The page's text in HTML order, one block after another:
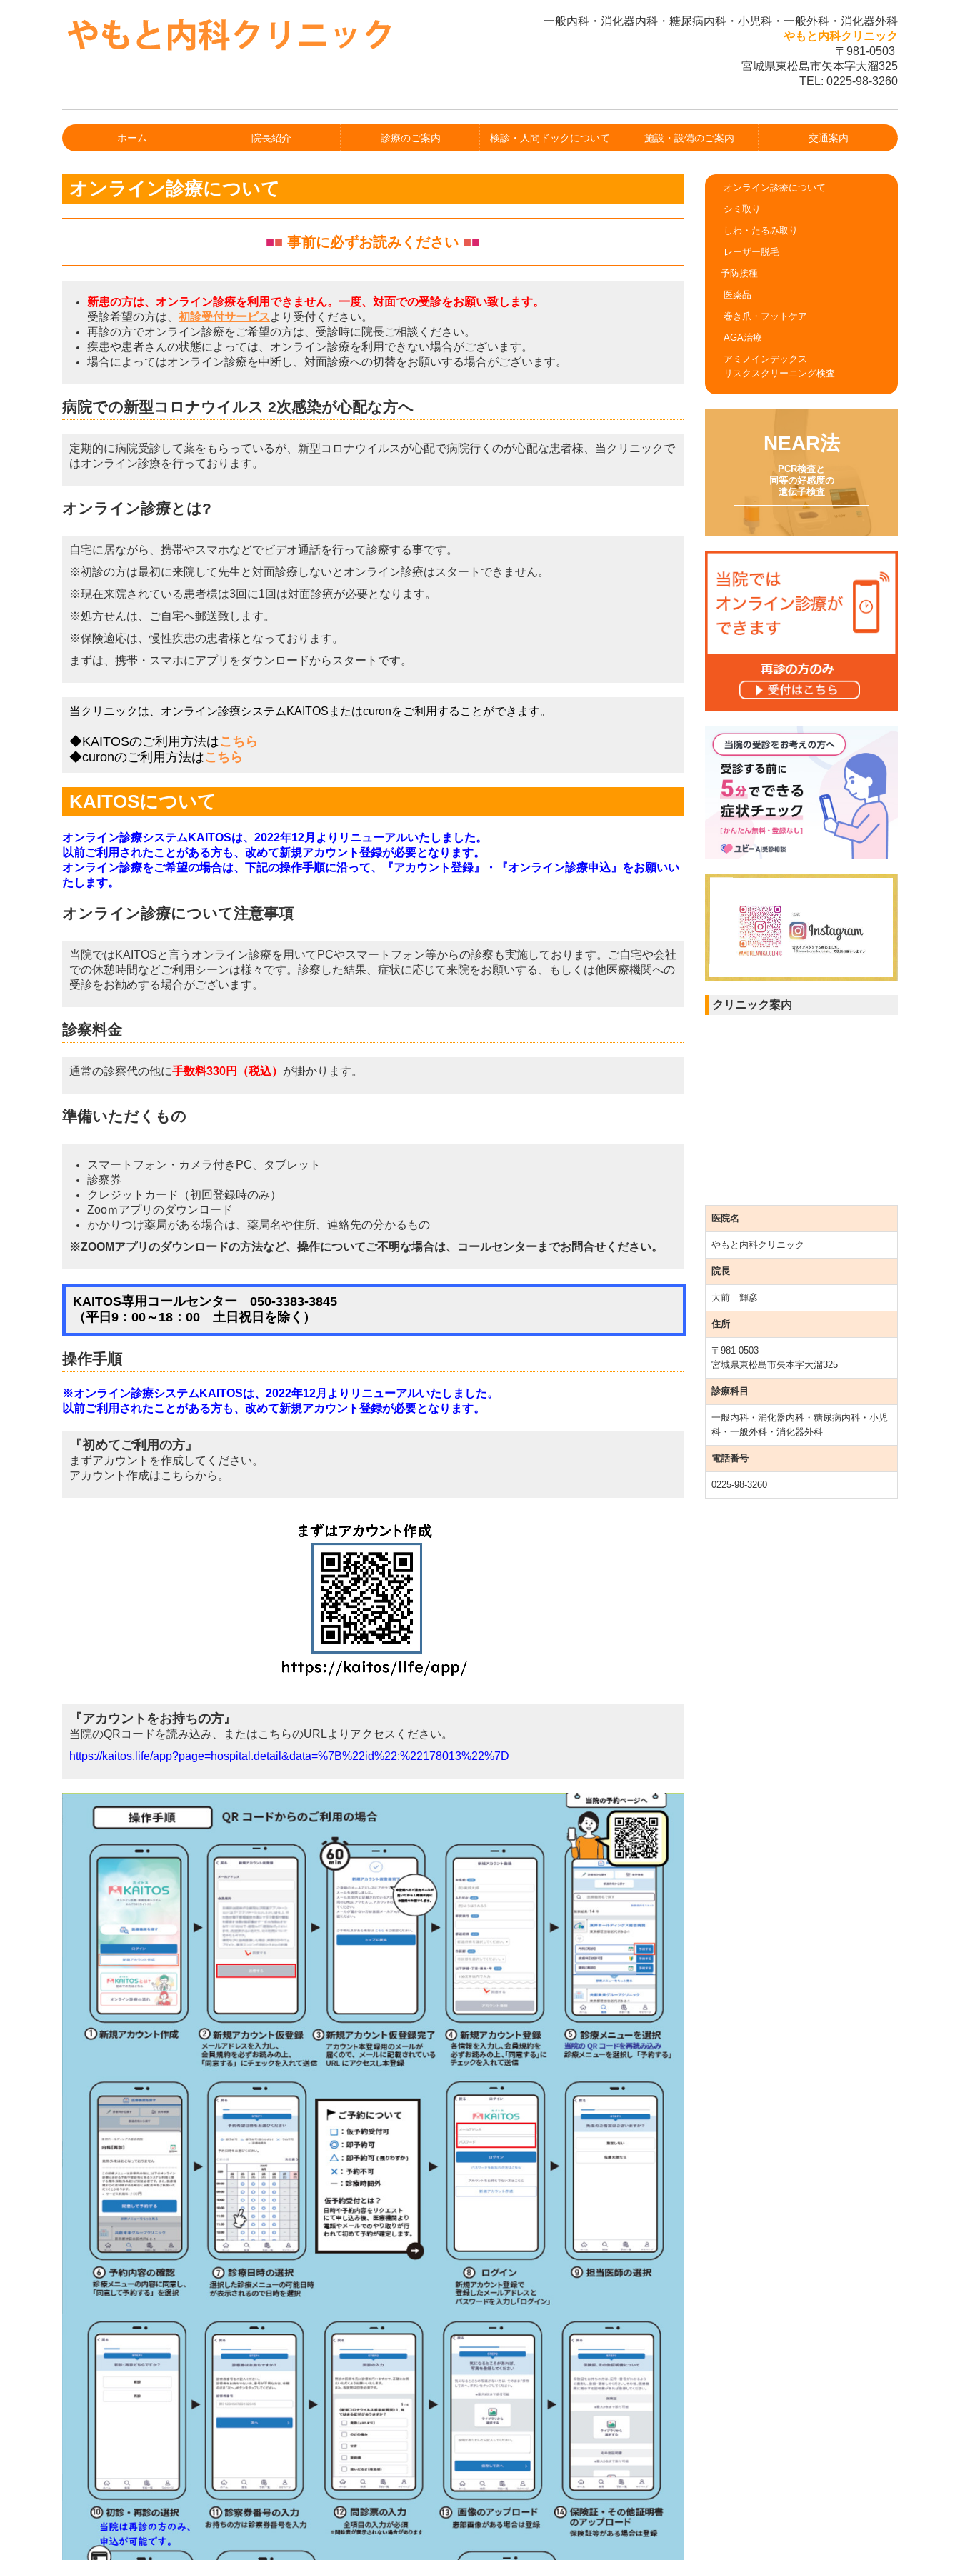
一般内科・消化器内科・糖尿病内科・小児科・一般外科・消化器外科
やもと内科クリニック
〒981-0503
宮城県東松島市矢本字大溜325
TEL: 0225-98-3260
ホーム 院長紹介 診療のご案内 検診・人間ドックについて 施設・設備のご案内 交通案内
オンライン診療について
■■ 事前に必ずお読みください ■■
新患の方は、オンライン診療を利用できません。一度、対面での受診をお願い致します。
受診希望の方は、 初診受付サービスより受付ください。
再診の方でオンライン診療をご希望の方は、受診時に院長ご相談ください。
疾患や患者さんの状態によっては、オンライン診療を利用できない場合がございます。
場合によってはオンライン診療を中断し、対面診療への切替をお願いする場合がございます。
病院での新型コロナウイルス 2次感染が心配な方へ
定期的に病院受診して薬をもらっているが、新型コロナウイルスが心配で病院行くのが心配な患者様、 当クリニックで
はオンライン診療を行っております。
オンライン診療とは?
自宅に居ながら、携帯やスマホなどでビデオ通話を行って診療する事です。
※初診の方は最初に来院して先生と対面診療しないとオンライン診療はスタートできません。
※現在来院されている患者様は3回に1回は対面診療が必要となります。
※処方せんは、ご自宅へ郵送致します。
※保険適応は、慢性疾患の患者様となっております。
まずは、携帯・スマホにアプリをダウンロードからスタートです。
当クリニックは、オンライン診療システム KAITOS またはcuronをご利用することができます。
◆KAITOSのご利用方法はこちら
◆curonのご利用方法はこちら
KAITOSについて
オンライン診療システムKAITOSは、2022年12月よりリニューアルいたしました。
以前ご利用されたことがある方も、改めて新規アカウント登録が必要となります。
オンライン診療をご希望の場合は、下記の操作手順に沿って、『アカウント登録』・『オンライン診療申込』をお願いい
たします。
オンライン診療について注意事項
当院ではKAITOSと言うオンライン診療を用いてPCやスマートフォン等からの診察も実施しております。ご自宅や会社
での休憩時間などご利用シーンは様々です。診察した結果、症状に応じて来院をお願いする、もしくは他医療機関への
受診をお勧めする場合がございます。
診察料金
通常の診察代の他に手数料330円（税込） が掛かります。
準備いただくもの
スマートフォン・カメラ付きPC、タブレット
診察券
クレジットカード（初回登録時のみ）
Zooｍアプリのダウンロード
かかりつけ薬局がある場合は、薬局名や住所、連絡先の分かるもの
※ZOOMアプリのダウンロードの方法など、操作についてご不明な場合は、コールセンターまでお問合せください。
KAITOS専用コールセンター 050-3383-3845
（平日9：00～18：00 土日祝日を除く）
操作手順
※オンライン診療システムKAITOSは、2022年12月よりリニューアルいたしました。
以前ご利用されたことがある方も、改めて新規アカウント登録が必要となります。
『初めてご利用の方』
まずアカウントを作成してください。
アカウント作成はこちらから。
『アカウントをお持ちの方』
当院のQRコードを読み込み、またはこちらのURLよりアクセスください。
https://kaitos.life/app?page=hospital.detail&data=%7B%22id%22:%22178013%22%7D
オンライン診療について
シミ取り
しわ・たるみ取り
レーザー脱毛
予防接種
医薬品
巻き爪・フットケア
AGA治療
アミノインデックス
リスクスクリーニング検査
NEAR法
PCR検査と
同等の好感度の
遺伝子検査
クリニック案内
医院名
やもと内科クリニック
院長
大前 輝彦
住所
〒981-0503
宮城県東松島市矢本字大溜325
診療科目
一般内科・ 消化器内科・糖尿病内科・小児
科・一般外科・ 消化器外科
電話番号
0225-98-3260